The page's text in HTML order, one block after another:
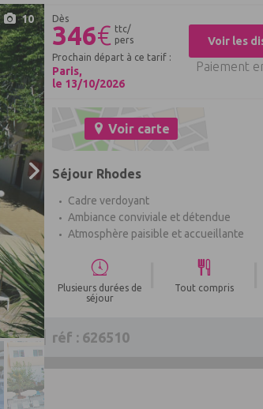
10 Dès
346€ ttc/
pers
Prochain départ à ce tarif :
Paris,
le 13/10/2026
Voir les
Paiement
Voir carte
Séjour Rhodes
Cadre verdoyant
Ambiance conviviale et détendue
Atmosphère paisible et accueillante
Plusieurs durées de
séjour
Tout compris
réf : 626510